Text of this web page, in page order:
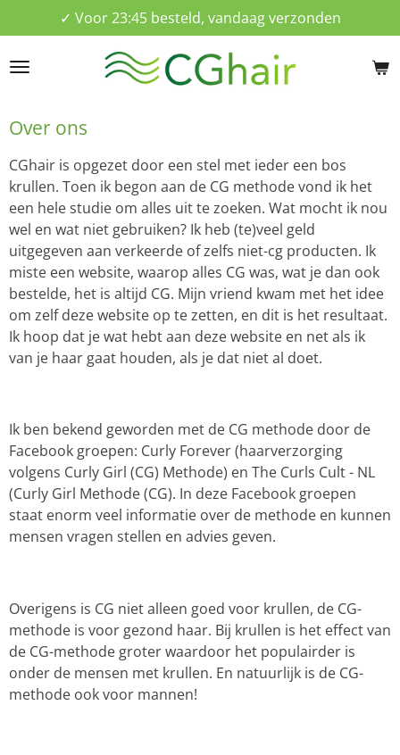
direct
naar
✓ Voor 23:45 besteld, vandaag verzonden
Over ons
CGhair is opgezet door een stel met ieder een bos
krullen. Toen ik begon aan de CG methode vond ik het
een hele studie om alles uit te zoeken. Wat mocht ik nou
wel en wat niet gebruiken? Ik heb (te)veel geld
uitgegeven aan verkeerde of zelfs niet-cg producten. Ik
miste een website, waarop alles CG was, wat je dan ook
bestelde, het is altijd CG. Mijn vriend kwam met het idee
om zelf deze website op te zetten, en dit is het resultaat.
Ik hoop dat je wat hebt aan deze website en net als ik
van je haar gaat houden, als je dat niet al doet.
Ik ben bekend geworden met de CG methode door de
Facebook groepen: Curly Forever (haarverzorging
volgens Curly Girl (CG) Methode) en The Curls Cult - NL
(Curly Girl Methode (CG). In deze Facebook groepen
staat enorm veel informatie over de methode en kunnen
mensen vragen stellen en advies geven.
Overigens is CG niet alleen goed voor krullen, de CG-
methode is voor gezond haar. Bij krullen is het effect van
de CG-methode groter waardoor het populairder is
onder de mensen met krullen. En natuurlijk is de CG-
methode ook voor mannen!